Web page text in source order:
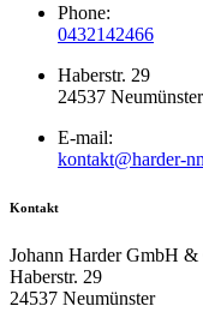
Phone:
0432142466
Haberstr. 29
24537 Neumünster
E-mail:
kontakt@harder-
Kontakt
Johann Harder GmbH
Haberstr. 29
24537 Neumünster